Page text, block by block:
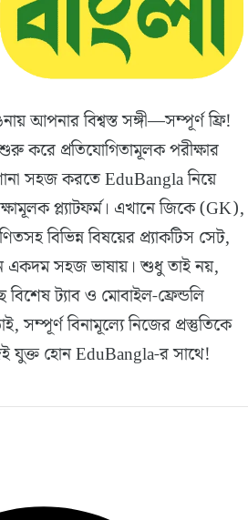
আপনার বিশ্বস্ত সঙ্গী—সম্পূর্ণ ফ্রি!
শুরু করে প্রতিযোগিতামূলক পরীক্ষার
সহজ করতে EduBangla নিয়ে
প্ল্যাটফর্ম। এখানে জিকে (GK),
বিভিন্ন বিষয়ের প্র্যাকটিস সেট,
একদম সহজ ভাষায়। শুধু তাই নয়,
ট্যাব ও মোবাইল-ফ্রেন্ডলি
সম্পূর্ণ বিনামূল্যে নিজের প্রস্তুতিকে
হোন EduBangla-র সাথে!